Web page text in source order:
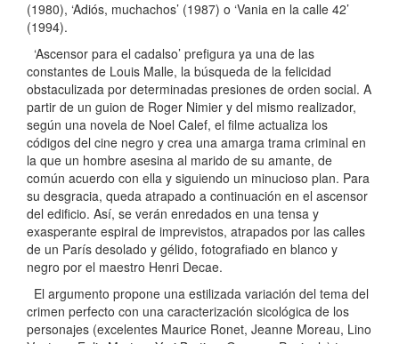
(1980), ‘Adiós, muchachos’ (1987) o ‘Vania en la calle 42’
(1994).
‘Ascensor para el cadalso’ prefigura ya una de las
constantes de Louis Malle, la búsqueda de la felicidad
obstaculizada por determinadas presiones de orden social. A
partir de un guion de Roger Nimier y del mismo realizador,
según una novela de Noel Calef, el filme actualiza los
códigos del cine negro y crea una amarga trama criminal en
la que un hombre asesina al marido de su amante, de
común acuerdo con ella y siguiendo un minucioso plan. Para
su desgracia, queda atrapado a continuación en el ascensor
del edificio. Así, se verán enredados en una tensa y
exasperante espiral de imprevistos, atrapados por las calles
de un París desolado y gélido, fotografiado en blanco y
negro por el maestro Henri Decae.
El argumento propone una estilizada variación del tema del
crimen perfecto con una caracterización sicológica de los
personajes (excelentes Maurice Ronet, Jeanne Moreau, Lino